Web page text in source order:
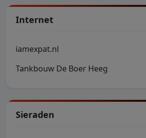
Internet
iamexpat.nl
Tankbouw De Boer Heeg
Sieraden